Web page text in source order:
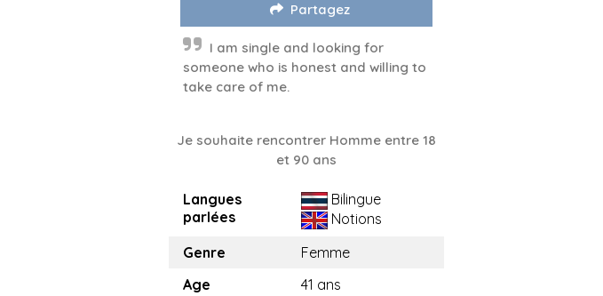
Partagez
I am single and looking for
someone who is honest and willing to
take care of me.
Je souhaite rencontrer Homme entre 18
et 90 ans
Langues
parlées
Bilingue
Notions
Genre
Femme
Age
41 ans